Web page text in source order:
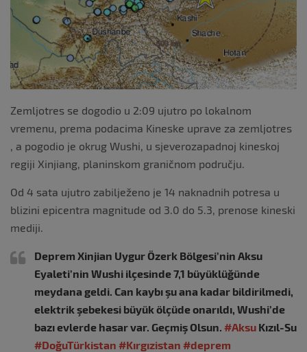
Zemljotres se dogodio u 2:09 ujutro po lokalnom
vremenu, prema podacima Kineske uprave za zemljotres
, a pogodio je okrug Wushi, u sjeverozapadnoj kineskoj
regiji Xinjiang, planinskom graničnom području.
Od 4 sata ujutro zabilježeno je 14 naknadnih potresa u
blizini epicentra magnitude od 3.0 do 5.3, prenose kineski
mediji.
Deprem Xinjian Uygur Özerk Bölgesi’nin Aksu
Eyaleti’nin Wushi ilçesinde 7,1 büyüklüğünde
meydana geldi. Can kaybı şu ana kadar bildirilmedi,
elektrik şebekesi büyük ölçüde onarıldı, Wushi’de
bazı evlerde hasar var. Geçmiş Olsun. #Aksu Kızıl-Su
#DoğuTürkistan #Kırgızistan #deprem